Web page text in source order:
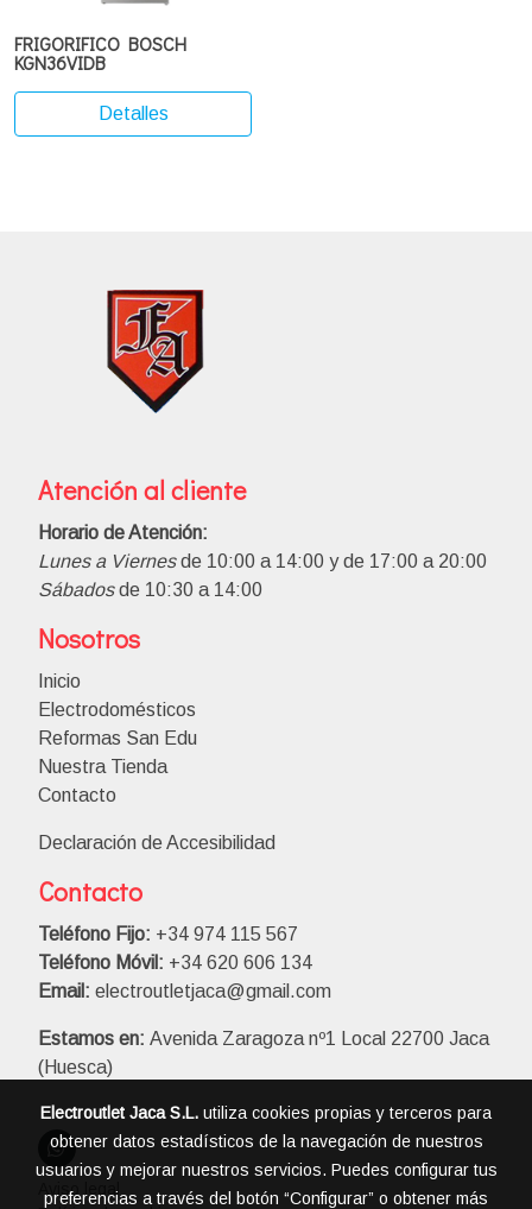
FRIGORIFICO BOSCH
KGN36VIDB
Detalles
Atención al cliente
Horario de Atención:
Lunes a Viernesde 10:00 a 14:00 y de 17:00 a 20:00
Sábadosde 10:30 a 14:00
Nosotros
Inicio
Electrodomésticos
Reformas San Edu
Nuestra Tienda
Contacto
Declaración de Accesibilidad
Contacto
Teléfono Fijo: +34 974 115 567
Teléfono Móvil: +34 620 606 134
Email: electroutletjaca@gmail.com
Estamos en: Avenida Zaragoza nº1 Local 22700 Jaca
(Huesca)
Aviso legal
Electroutlet Jaca S.L. utiliza cookies propias y terceros para
obtener datos estadísticos de la navegación de nuestros
usuarios y mejorar nuestros servicios. Puedes configurar tus
preferencias a través del botón “Configurar” o obtener más